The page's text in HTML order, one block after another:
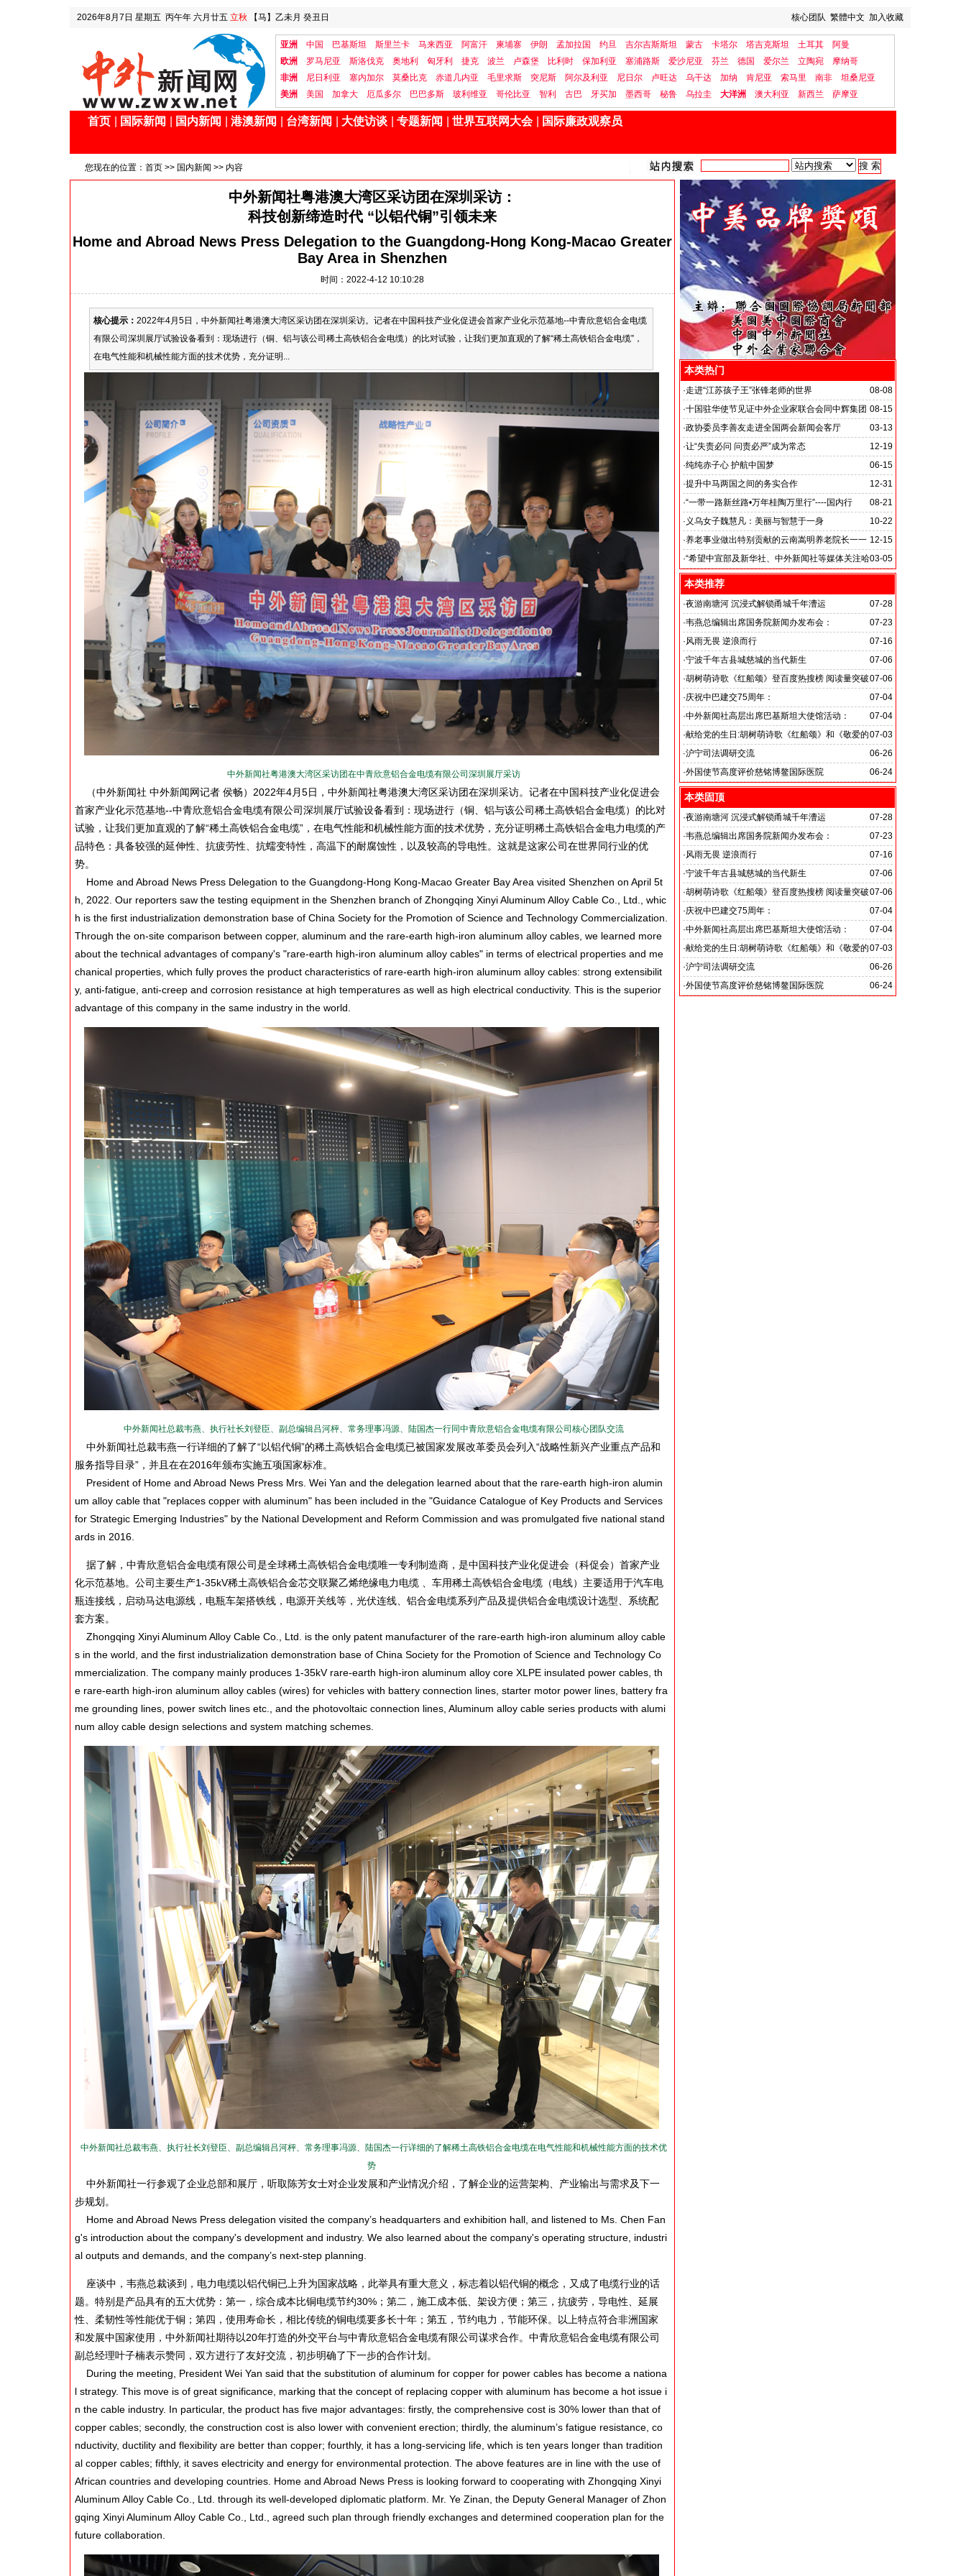
核心团队 繁體中文 加入收藏
2026年8月7日 星期五 丙午年 六月廿五 立秋 【马】乙未月 癸丑日
亚洲 中国 巴基斯坦 斯里兰卡 马来西亚 阿富汗 柬埔寨 伊朗 孟加拉国 约旦 吉尔吉斯斯坦 蒙古 卡塔尔 塔吉克斯坦 土耳其
阿曼
欧洲
罗马尼亚 斯洛伐克 奥地利 匈牙利 捷克 波兰 卢森堡 比利时 保加利亚 塞浦路斯 爱沙尼亚 芬兰 德国 爱尔兰 立陶宛
摩纳哥
非洲
尼日利亚 塞内加尔 莫桑比克 赤道几内亚 毛里求斯 突尼斯 阿尔及利亚 尼日尔 卢旺达 乌干达 加纳 肯尼亚 索马里 南非
坦桑尼亚
美洲
美国 加拿大 厄瓜多尔 巴巴多斯 玻利维亚 哥伦比亚 智利 古巴 牙买加 墨西哥 秘鲁 乌拉圭 大洋洲 澳大利亚 新西兰 萨摩亚
首页 国际新闻 国内新闻 港澳新闻 台湾新闻 大使访谈 专题新闻 世界互联网大会 国际廉政观察员
您现在的位置： 首页 >> 国内新闻 >> 内容
中外新闻社粤港澳大湾区采访团在深圳采访：
科技创新缔造时代 “以铝代铜”引领未来
Home and Abroad News Press Delegation to the Guangdong-Hong Kong-Macao Greater
Bay Area in Shenzhen
时间：2022-4-12 10:10:28
核心提示： 2022年4月5日，中外新闻社粤港澳大湾区采访团在深圳采访。记者在中国科技产业化促进会首家产业化示范基地--中青欣意铝合金电缆
有限公司深圳展厅试验设备看到：现场进行（铜、铝与该公司稀土高铁铝合金电缆）的比对试验，让我们更加直观的了解“稀土高铁铝合金电缆”，
在电气性能和机械性能方面的技术优势，充分证明...
中外新闻社粤港澳大湾区采访团在中青欣意铝合金电缆有限公司深圳展厅采访
（中外新闻社 中外新闻网记者 侯畅）2022年4月5日，中外新闻社粤港澳大湾区采访团在深圳采访。记者在中国科技产业化促进会
首家产业化示范基地--中青欣意铝合金电缆有限公司深圳展厅试验设备看到：现场进行（铜、铝与该公司稀土高铁铝合金电缆）的比对
试验，让我们更加直观的了解“稀土高铁铝合金电缆”，在电气性能和机械性能方面的技术优势，充分证明稀土高铁铝合金电力电缆的产
品特色：具备较强的延伸性、抗疲劳性、抗蠕变特性，高温下的耐腐蚀性，以及较高的导电性。这就是这家公司在世界同行业的优
势。
Home and Abroad News Press Delegation to the Guangdong-Hong Kong-Macao Greater Bay Area visited Shenzhen on April 5t
h, 2022. Our reporters saw the testing equipment in the Shenzhen branch of Zhongqing Xinyi Aluminum Alloy Cable Co., Ltd., whic
h is the first industrialization demonstration base of China Society for the Promotion of Science and Technology Commercialization.
Through the on-site comparison between copper, aluminum and the rare-earth high-iron aluminum alloy cables, we learned more
about the technical advantages of company's "rare-earth high-iron aluminum alloy cables" in terms of electrical properties and me
chanical properties, which fully proves the product characteristics of rare-earth high-iron aluminum alloy cables: strong extensibilit
y, anti-fatigue, anti-creep and corrosion resistance at high temperatures as well as high electrical conductivity. This is the superior
advantage of this company in the same industry in the world.
中外新闻社总裁韦燕、执行社长刘登臣、副总编辑吕河枰、常务理事冯源、陆国杰一行同中青欣意铝合金电缆有限公司核心团队交流
中外新闻社总裁韦燕一行详细的了解了“以铝代铜”的稀土高铁铝合金电缆已被国家发展改革委员会列入“战略性新兴产业重点产品和
服务指导目录”，并且在在2016年颁布实施五项国家标准。
President of Home and Abroad News Press Mrs. Wei Yan and the delegation learned about that the rare-earth high-iron alumin
um alloy cable that "replaces copper with aluminum" has been included in the "Guidance Catalogue of Key Products and Services
for Strategic Emerging Industries" by the National Development and Reform Commission and was promulgated five national stand
ards in 2016.
据了解，中青欣意铝合金电缆有限公司是全球稀土高铁铝合金电缆唯一专利制造商，是中国科技产业化促进会（科促会）首家产业
化示范基地。公司主要生产1-35kV稀土高铁铝合金芯交联聚乙烯绝缘电力电缆 、车用稀土高铁铝合金电缆（电线）主要适用于汽车电
瓶连接线，启动马达电源线，电瓶车架搭铁线，电源开关线等，光伏连线、铝合金电缆系列产品及提供铝合金电缆设计选型、系统配
套方案。
Zhongqing Xinyi Aluminum Alloy Cable Co., Ltd. is the only patent manufacturer of the rare-earth high-iron aluminum alloy cable
s in the world, and the first industrialization demonstration base of China Society for the Promotion of Science and Technology Co
mmercialization. The company mainly produces 1-35kV rare-earth high-iron aluminum alloy core XLPE insulated power cables, th
e rare-earth high-iron aluminum alloy cables (wires) for vehicles with battery connection lines, starter motor power lines, battery fra
me grounding lines, power switch lines etc., and the photovoltaic connection lines, Aluminum alloy cable series products with alumi
num alloy cable design selections and system matching schemes.
中外新闻社总裁韦燕、执行社长刘登臣、副总编辑吕河枰、常务理事冯源、陆国杰一行详细的了解稀土高铁铝合金电缆在电气性能和机械性能方面的技术优
势
中外新闻社一行参观了企业总部和展厅，听取陈芳女士对企业发展和产业情况介绍，了解企业的运营架构、产业输出与需求及下一
步规划。
Home and Abroad News Press delegation visited the company’s headquarters and exhibition hall, and listened to Ms. Chen Fan
g's introduction about the company's development and industry. We also learned about the company's operating structure, industri
al outputs and demands, and the company’s next-step planning.
座谈中，韦燕总裁谈到，电力电缆以铝代铜已上升为国家战略，此举具有重大意义，标志着以铝代铜的概念，又成了电缆行业的话
题。特别是产品具有的五大优势：第一，综合成本比铜电缆节约30%；第二，施工成本低、架设方便；第三，抗疲劳，导电性、延展
性、柔韧性等性能优于铜；第四，使用寿命长，相比传统的铜电缆要多长十年；第五，节约电力，节能环保。以上特点符合非洲国家
和发展中国家使用，中外新闻社期待以20年打造的外交平台与中青欣意铝合金电缆有限公司谋求合作。中青欣意铝合金电缆有限公司
副总经理叶子楠表示赞同，双方进行了友好交流，初步明确了下一步的合作计划。
During the meeting, President Wei Yan said that the substitution of aluminum for copper for power cables has become a nationa
l strategy. This move is of great significance, marking that the concept of replacing copper with aluminum has become a hot issue i
n the cable industry. In particular, the product has five major advantages: firstly, the comprehensive cost is 30% lower than that of
copper cables; secondly, the construction cost is also lower with convenient erection; thirdly, the aluminum’s fatigue resistance, co
nductivity, ductility and flexibility are better than copper; fourthly, it has a long-servicing life, which is ten years longer than tradition
al copper cables; fifthly, it saves electricity and energy for environmental protection. The above features are in line with the use of
African countries and developing countries. Home and Abroad News Press is looking forward to cooperating with Zhongqing Xinyi
Aluminum Alloy Cable Co., Ltd. through its well-developed diplomatic platform. Mr. Ye Zinan, the Deputy General Manager of Zhon
gqing Xinyi Aluminum Alloy Cable Co., Ltd., agreed such plan through friendly exchanges and determined cooperation plan for the
future collaboration.
本类热门
08-08
·走进“江苏孩子王”张锋老师的世界
08-15
·十国驻华使节见证中外企业家联合会同中辉集团
签署战略合作备忘录
03-13
·政协委员李善友走进全国两会新闻会客厅
12-19
·让“失责必问 问责必严”成为常态
06-15
·纯纯赤子心 护航中国梦
12-31
·提升中马两国之间的务实合作
马达加斯加总统埃里会见中国艺术银行董事长、中外新
闻社社务会主席徐志强先生并达成多项合作协议
08-21
·“一带一路新丝路•万年桂陶万里行”----国内行
10-22
· 义乌女子魏慧凡：美丽与智慧于一身
12-15
·养老事业做出特别贡献的云南嵩明养老院长一一
李丽琼
03-05
·“希望中宣部及新华社、中外新闻社等媒体关注哈
尔滨的发展”
本类推荐
07-28
·夜游南塘河 沉浸式解锁甬城千年漕运
07-23
·韦燕总编辑出席国务院新闻办发布会：
关注海关总署“十五五”时期守好国门安全
07-16
·风雨无畏 逆浪而行
旭日应急救援队硬核抗巴“威风”护平安
07-06
·宁波千年古县城慈城的当代新生
07-06
·胡树萌诗歌《红船颂》登百度热搜榜 阅读量突破
数亿次 打破“曲高和寡”的传播困境
07-04
·庆祝中巴建交75周年：
韦燕总裁同多国大使出席巴基斯坦驻华大使馆举办“芒果
节”
07-04
·中外新闻社高层出席巴基斯坦大使馆活动：
医药、保健和生物科技职业技术教育与培训专题研讨会
07-03
·献给党的生日:胡树萌诗歌《红船颂》和《敬爱的
党啊 我怎能不为你放声歌唱》
06-26
·沪宁司法调研交流
共探司法鉴定发展新路
06-24
·外国使节高度评价慈铭博鳌国际医院
本类固顶
07-28
·夜游南塘河 沉浸式解锁甬城千年漕运
07-23
·韦燕总编辑出席国务院新闻办发布会：
关注海关总署“十五五”时期守好国门安全
07-16
·风雨无畏 逆浪而行
旭日应急救援队硬核抗巴“威风”护平安
07-06
·宁波千年古县城慈城的当代新生
07-06
·胡树萌诗歌《红船颂》登百度热搜榜 阅读量突破
数亿次 打破“曲高和寡”的传播困境
07-04
·庆祝中巴建交75周年：
韦燕总裁同多国大使出席巴基斯坦驻华大使馆举办“芒果
节”
07-04
·中外新闻社高层出席巴基斯坦大使馆活动：
医药、保健和生物科技职业技术教育与培训专题研讨会
07-03
·献给党的生日:胡树萌诗歌《红船颂》和《敬爱的
党啊 我怎能不为你放声歌唱》
06-26
·沪宁司法调研交流
共探司法鉴定发展新路
06-24
·外国使节高度评价慈铭博鳌国际医院